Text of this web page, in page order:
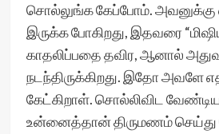
சொல்லுங்க கேப்போம்.
இருக்க போகிறது, இதவரை
காதலிப்பதை தவிர, ஆனால்
நடந்திருக்கிறது. இதோ அவளே
கேட்கிறாள். சொல்லிவிட
உன்னைத்தான் திருமணம்